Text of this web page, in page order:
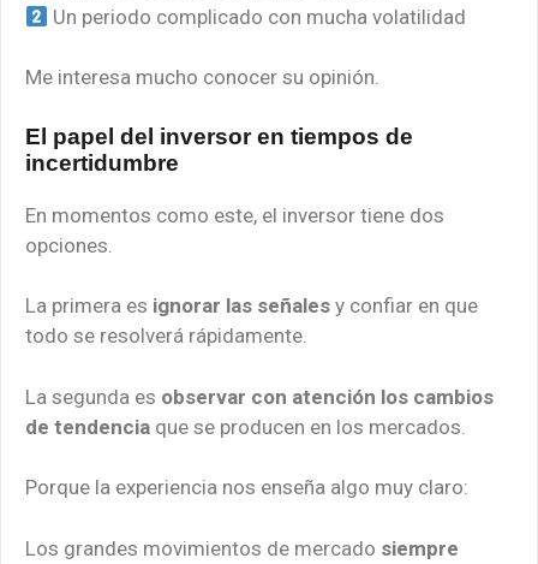
Un periodo complicado con mucha volatilidad
Me interesa mucho conocer su opinión.
El papel del inversor en tiempos de
incertidumbre
En momentos como este, el inversor tiene dos
opciones.
La primera es ignorar las señales y confiar en que
todo se resolverá rápidamente.
La segunda es observar con atención los cambios
de tendencia que se producen en los mercados.
Porque la experiencia nos enseña algo muy claro:
Los grandes movimientos de mercado siempre